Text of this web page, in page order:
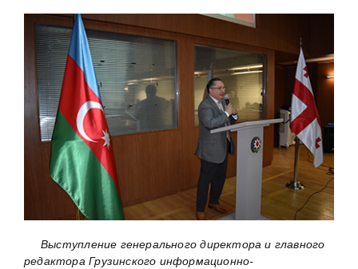
Выступление генерального директора и главного
редактора Грузинского информационно-